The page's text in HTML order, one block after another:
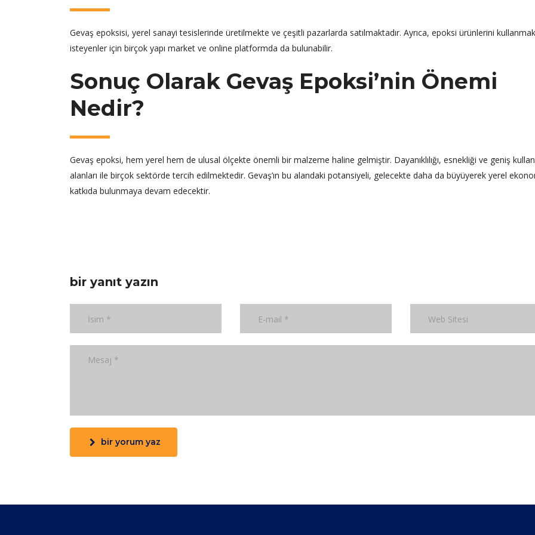
Gevaş epoksisi, yerel sanayi tesislerinde üretilmekte ve çeşitli pazarlarda satılmaktadır. Ayrıca, epoksi ürünlerini kullanmak
isteyenler için birçok yapı market ve online platformda da bulunabilir.
Sonuç Olarak Gevaş Epoksi’nin Önemi
Nedir?
Gevaş epoksi, hem yerel hem de ulusal ölçekte önemli bir malzeme haline gelmiştir. Dayanıklılığı, esnekliği ve geniş
alanları ile birçok sektörde tercih edilmektedir. Gevaş’ın bu alandaki potansiyeli, gelecekte daha da büyüyerek yerel
katkıda bulunmaya devam edecektir.
bir yanıt yazın
bir yorum yaz